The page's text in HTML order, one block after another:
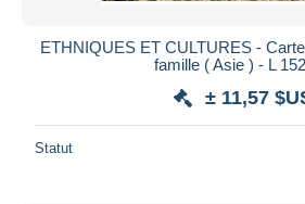
ETHNIQUES ET CULTURES -
famille ( Asie ) - L
± 11,57
Statut